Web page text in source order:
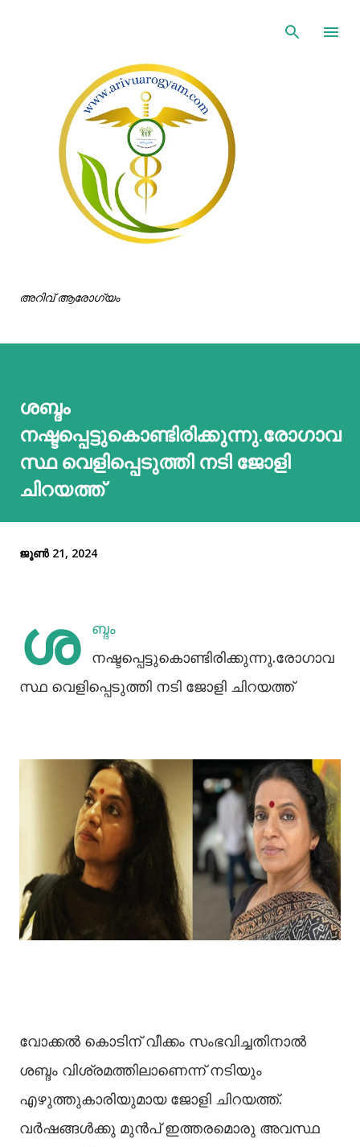
അറിവ് ആരോഗ്യം
ശബ്ദം
നഷ്ടപ്പെട്ടുകൊണ്ടിരിക്കുന്നു.രോഗാവ
സ്ഥ വെളിപ്പെടുത്തി നടി ജോളി
ചിറയത്ത്
ജൂൺ 21, 2024
ശ
ബ്ദം
നഷ്ടപ്പെട്ടുകൊണ്ടിരിക്കുന്നു.രോഗാവ
സ്ഥ വെളിപ്പെടുത്തി നടി ജോളി ചിറയത്ത്
വോക്കൽ കൊടിന് വീക്കം സംഭവിച്ചതിനാൽ
ശബ്ദം വിശ്രമത്തിലാണെന്ന് നടിയും
എഴുത്തുകാരിയുമായ ജോളി ചിറയത്ത്.
വർഷങ്ങൾക്കു മുൻപ് ഇത്തരമൊരു അവസ്ഥ